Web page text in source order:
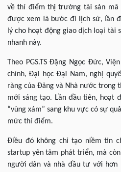
về thí điểm thị trường tài sản mã
được xem là bước đi lịch sử, lần
lý cho hoạt động giao dịch loại tài
nhanh này.
Theo PGS.TS Đặng Ngọc Đức,
chính, Đại học Đại Nam, nghị
ràng của Đảng và Nhà nước trong
mới sáng tạo. Lần đầu tiên, hoạt
“vùng xám” sang khu vực có sự
mức thí điểm.
Điều đó không chỉ tạo niềm tin
startup yên tâm phát triển, mà
người dân và nhà đầu tư với